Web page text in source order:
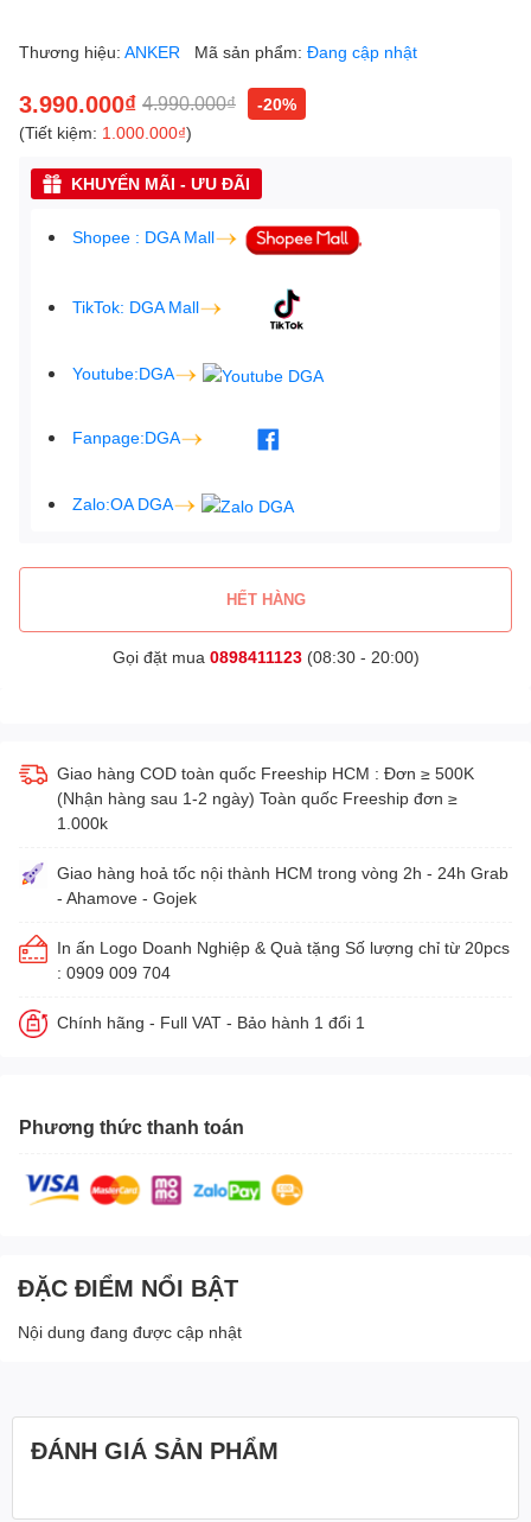
Thương hiệu: ANKER Mã sản phẩm: Đang cập nhật
3.990.000₫ 4.990.000₫
-20%
(Tiết kiệm: 1.000.000₫)
KHUYẾN MÃI - ƯU ĐÃI
Shopee : DGA Mall
TikTok: DGA Mall
Youtube:DGA
Fanpage:DGA
Zalo:OA DGA
HẾT HÀNG
Gọi đặt mua 0898411123(08:30 - 20:00)
Giao hàng COD toàn quốc Freeship HCM : Đơn ≥ 500K
(Nhận hàng sau 1-2 ngày) Toàn quốc Freeship đơn ≥
1.000k
Giao hàng hoả tốc nội thành HCM trong vòng 2h - 24h Grab
- Ahamove - Gojek
In ấn Logo Doanh Nghiệp & Quà tặng Số lượng chỉ từ 20pcs
: 0909 009 704
Chính hãng - Full VAT - Bảo hành 1 đổi 1
Phương thức thanh toán
ĐẶC ĐIỂM NỔI BẬT
Nội dung đang được cập nhật
ĐÁNH GIÁ SẢN PHẨM